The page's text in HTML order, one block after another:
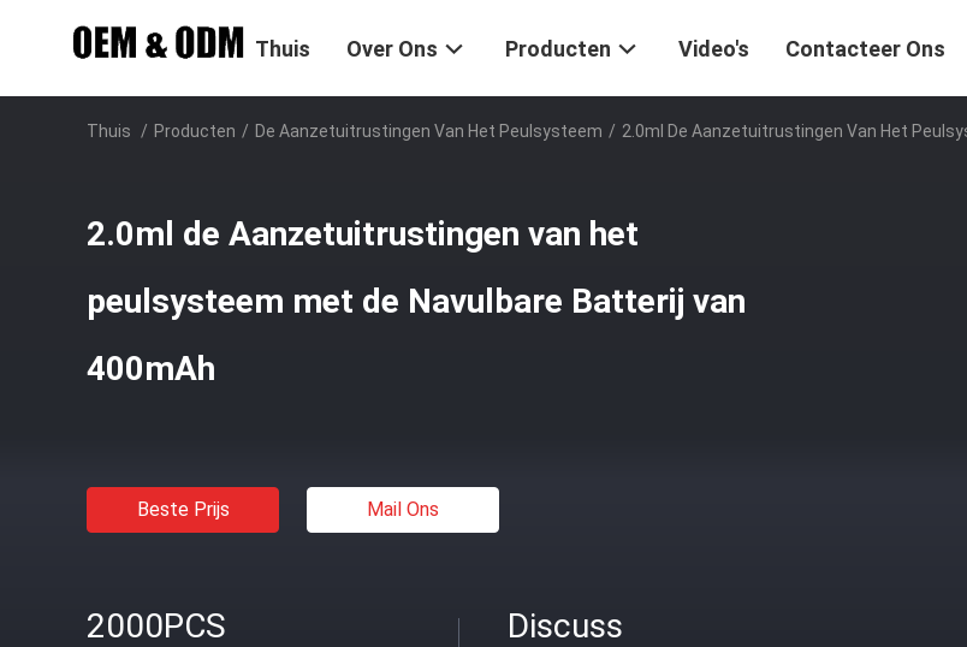
Thuis Over Ons Producten Video's Contacteer Ons
Thuis / Producten / De Aanzetuitrustingen Van Het Peulsysteem / 2.0ml De Aanzetuitrustingen Van Het
2.0ml de Aanzetuitrustingen van het
peulsysteem met de Navulbare Batterij van
400mAh
Beste Prijs Mail Ons
2000PCS Discuss